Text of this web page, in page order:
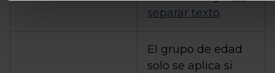
separar texto.
El grupo de edad
solo se aplica si